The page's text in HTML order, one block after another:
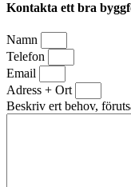
Kontakta ett bra
Namn
Telefon
Email
Adress + Ort
Beskriv ert behov,